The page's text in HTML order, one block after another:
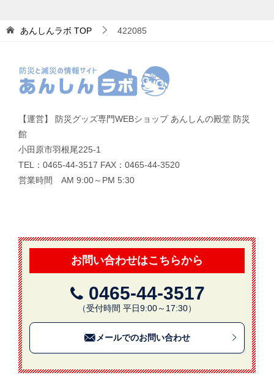
あんしんラボ TOP 422085
【運営】 防災グッズ専門WEBショップ あんしんの殿堂 防災
館
小田原市羽根尾225-1
TEL：0465-44-3517 FAX：0465-44-3520
営業時間 AM 9:00～PM 5:30
お問い合わせはこちらから
0465-44-3517
（受付時間 平日9:00～17:30）
メールでのお問い合わせ